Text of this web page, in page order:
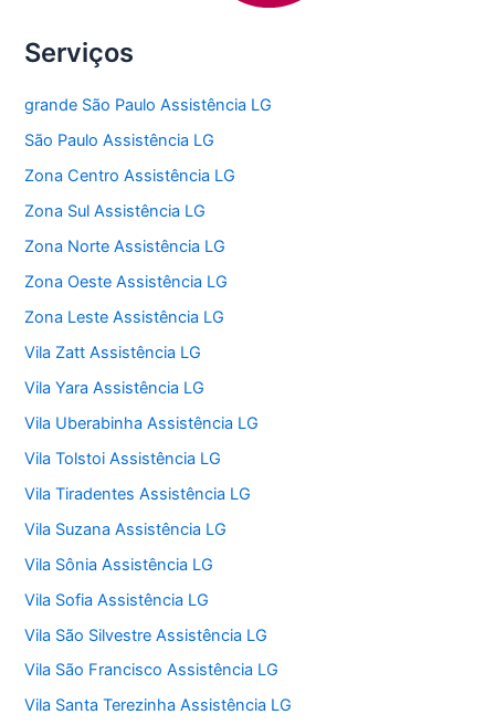
Serviços
grande São Paulo Assistência LG
São Paulo Assistência LG
Zona Centro Assistência LG
Zona Sul Assistência LG
Zona Norte Assistência LG
Zona Oeste Assistência LG
Zona Leste Assistência LG
Vila Zatt Assistência LG
Vila Yara Assistência LG
Vila Uberabinha Assistência LG
Vila Tolstoi Assistência LG
Vila Tiradentes Assistência LG
Vila Suzana Assistência LG
Vila Sônia Assistência LG
Vila Sofia Assistência LG
Vila São Silvestre Assistência LG
Vila São Francisco Assistência LG
Vila Santa Terezinha Assistência LG